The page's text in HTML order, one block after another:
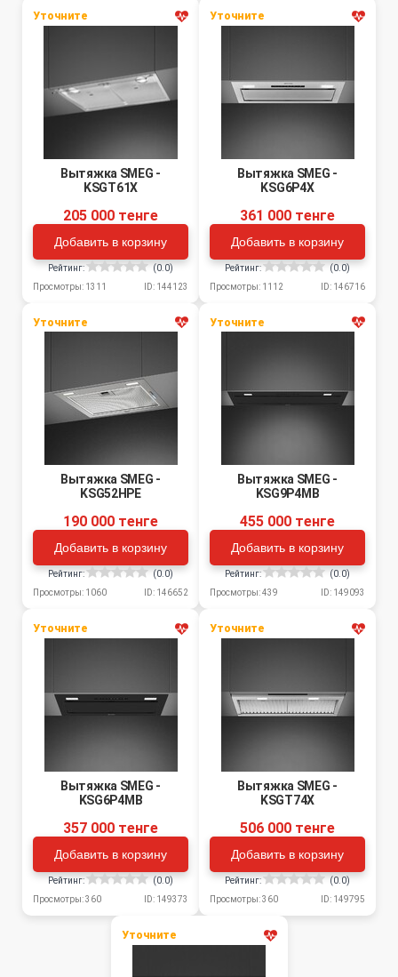
Уточните
Вытяжка SMEG -
KSGT61X
205 000 тенге
Добавить в корзину
Рейтинг:
(0.0)
Просмотры: 1311
ID: 144123
Уточните
Вытяжка SMEG -
KSG6P4X
361 000 тенге
Добавить в корзину
Рейтинг:
(0.0)
Просмотры: 1112
ID: 146716
Уточните
Вытяжка SMEG -
KSG52HPE
190 000 тенге
Добавить в корзину
Рейтинг:
(0.0)
Просмотры: 1060
ID: 146652
Уточните
Вытяжка SMEG -
KSG9P4MB
455 000 тенге
Добавить в корзину
Рейтинг:
(0.0)
Просмотры: 439
ID: 149093
Уточните
Вытяжка SMEG -
KSG6P4MB
357 000 тенге
Добавить в корзину
Рейтинг:
(0.0)
Просмотры: 360
ID: 149373
Уточните
Вытяжка SMEG -
KSGT74X
506 000 тенге
Добавить в корзину
Рейтинг:
(0.0)
Просмотры: 360
ID: 149795
Уточните